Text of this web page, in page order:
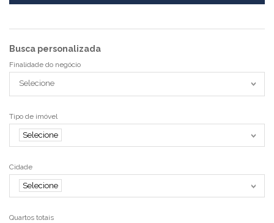
Busca personalizada
Finalidade do negócio
Selecione
Tipo de imóvel
Selecione
Cidade
Selecione
Quartos totais